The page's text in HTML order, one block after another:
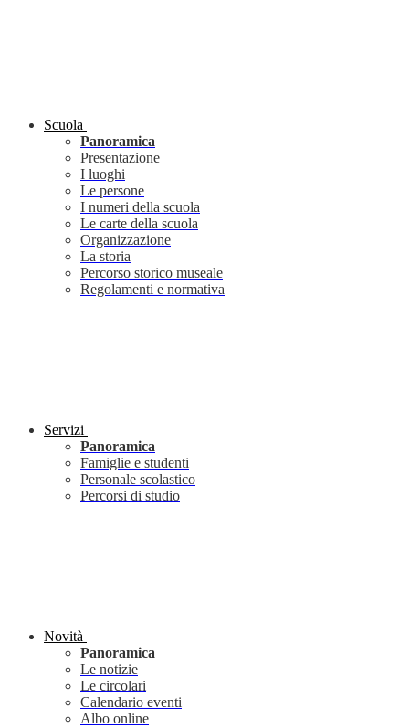
Scuola
Panoramica
Presentazione
I luoghi
Le persone
I numeri della scuola
Le carte della scuola
Organizzazione
La storia
Percorso storico museale
Regolamenti e normativa
Servizi
Panoramica
Famiglie e studenti
Personale scolastico
Percorsi di studio
Novità
Panoramica
Le notizie
Le circolari
Calendario eventi
Albo online